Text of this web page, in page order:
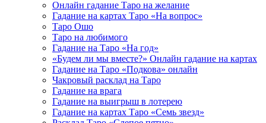
Онлайн гадание Таро на желание
Гадание на картах Таро «На вопрос»
Таро Ошо
Таро на любимого
Гадание на Таро «На год»
«Будем ли мы вместе?» Онлайн гадание на картах
Гадание на Таро «Подкова» онлайн
Чакровый расклад на Таро
Гадание на врага
Гадание на выигрыш в лотерею
Гадание на картах Таро «Семь звезд»